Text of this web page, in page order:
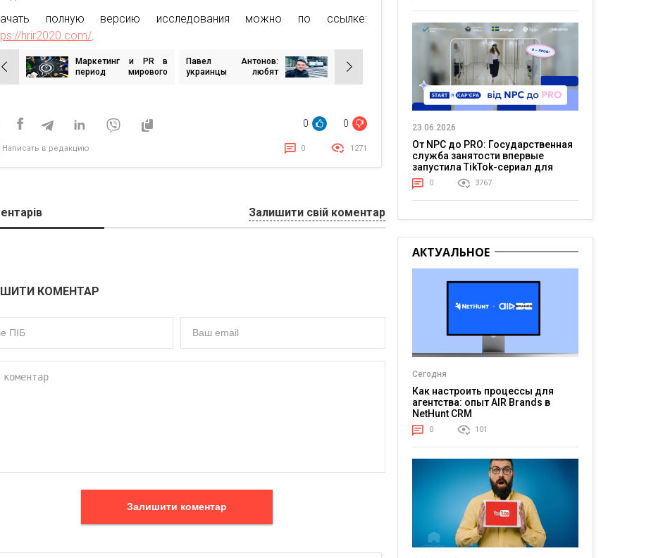
полную версию исследования можно по ссылке:
hrir2020.com/
Маркетинг и PR в
период мирового
Павел Антонов:
украинцы любят
0 0
Написать в редакцию 0 1271
Залишити свій коментар
КОМЕНТАР
Залишити коментар
23.06.2026
От NPC до PRO: Государственная
служба занятости впервые
запустила TikTok-сериал для
молодежи
0 3767
АКТУАЛЬНОЕ
Сегодня
Как настроить процессы для
агентства: опыт AIR Brands в
NetHunt CRM
0 101